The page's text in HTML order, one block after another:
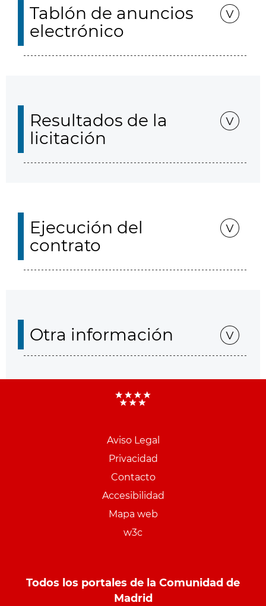
Tablón de anuncios
electrónico
Resultados de la
licitación
Ejecución del
contrato
Otra información
Aviso Legal
Privacidad
Contacto
Accesibilidad
Mapa web
w3c
Todos los portales de la Comunidad de
Madrid